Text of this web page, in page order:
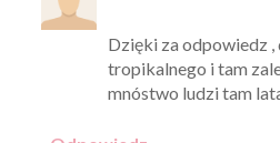
Dzięki za odpowiedz ,
tropikalnego i tam
mnóstwo ludzi tam